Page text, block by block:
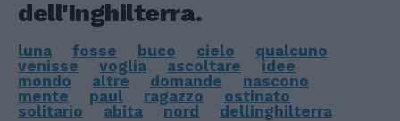
dell'Inghilterra.
luna fosse buco cielo
qualcuno
venisse
voglia ascoltare
idee
mondo
altre domande
nascono
mente
paul ragazzo
ostinato
solitario
abita nord dellinghilterra